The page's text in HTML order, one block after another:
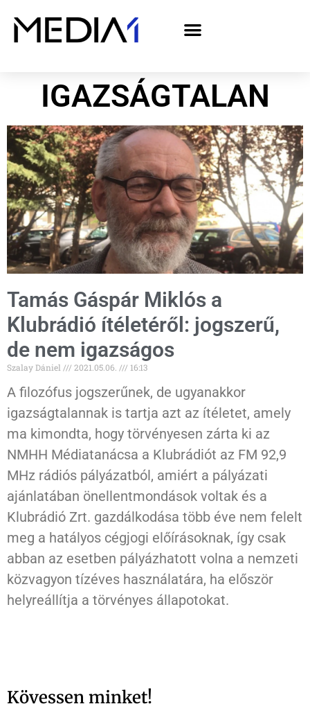
IGAZSÁGTALAN
Tamás Gáspár Miklós a
Klubrádió ítéletéről: jogszerű,
de nem igazságos
Szalay Dániel 2021.05.06. 16:13
A filozófus jogszerűnek, de ugyanakkor
igazságtalannak is tartja azt az ítéletet, amely
ma kimondta, hogy törvényesen zárta ki az
NMHH Médiatanácsa a Klubrádiót az FM 92,9
MHz rádiós pályázatból, amiért a pályázati
ajánlatában önellentmondások voltak és a
Klubrádió Zrt. gazdálkodása több éve nem felelt
meg a hatályos cégjogi előírásoknak, így csak
abban az esetben pályázhatott volna a nemzeti
közvagyon tízéves használatára, ha először
helyreállítja a törvényes állapotokat.
Kövessen minket!